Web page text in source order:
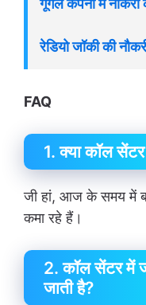
गूगल कंपनी में नौकरी
रेडियो जॉकी की
FAQ
1. क्या कॉल सेंटर
जी हां, आज के समय में
कमा रहे हैं।
2. कॉल सेंटर में
जाती है?